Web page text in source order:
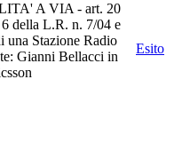
A VIA - art. 20
della L.R. n. 7/04 e
Stazione Radio
Gianni Bellacci in
Esito